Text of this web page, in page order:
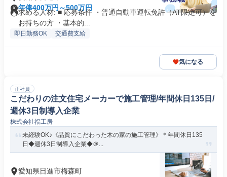
年俸400万円～500万円
求める人材: ■ 応募条件 ・普通自動車運転免許（AT限定可）を
お持ちの方 ・基本的...
即日勤務OK 交通費支給
気になる
正社員
こだわりの注文住宅メーカーで施工管理/年間休日135日/
週休3日制導入企業
株式会社福工房
未経験OK♪《品質にこだわった木の家の施工管理》＊年間休日135
日◆週休3日制導入企業◆＠...
愛知県日進市梅森町